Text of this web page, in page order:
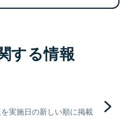
する情報
実施日の新しい順に掲載